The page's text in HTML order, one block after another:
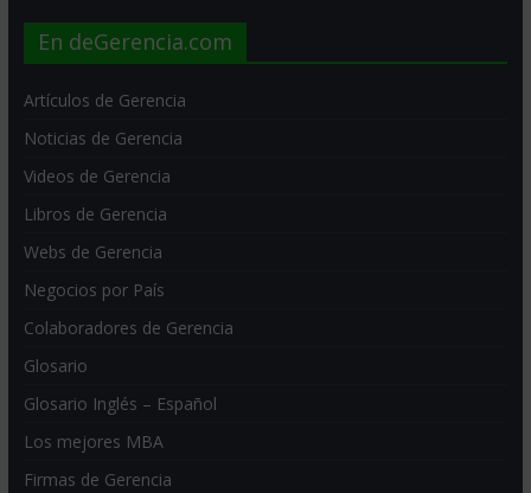
En deGerencia.com
Artículos de Gerencia
Noticias de Gerencia
Videos de Gerencia
Libros de Gerencia
Webs de Gerencia
Negocios por País
Colaboradores de Gerencia
Glosario
Glosario Inglés – Español
Los mejores MBA
Firmas de Gerencia